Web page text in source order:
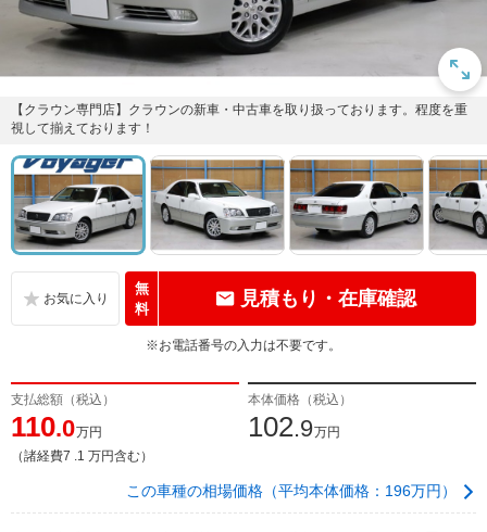
【クラウン専門店】クラウンの新車・中古車を取り扱っております。程度を重
視して揃えております！
無
料
見積もり・在庫確認
※お電話番号の入力は不要です。
支払総額（税込）
110.0万円
（諸経費7 .1 万円含む）
本体価格（税込）
102.9万円
この車種の相場価格（平均本体価格：196万円）